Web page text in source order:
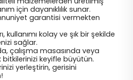
için dayanıklılık sunar.
garantisi vermekten
kullanımı kolay ve şık bir şekilde
sağlar.
çalışma masasında veya
keyifle büyütün.
yerleştirin, gerisini